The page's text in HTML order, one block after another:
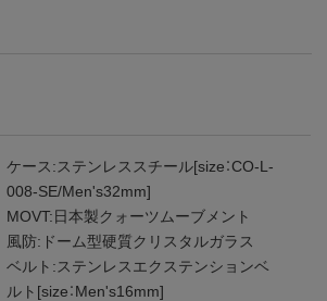
ケース:ステンレススチール[size：CO-L-
008-SE/Men's32mm]
MOVT:日本製クォーツムーブメント
風防:ドーム型硬質クリスタルガラス
ベルト:ステンレスエクステンションベ
ルト[size：Men's16mm]